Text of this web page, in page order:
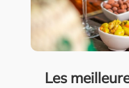
Les